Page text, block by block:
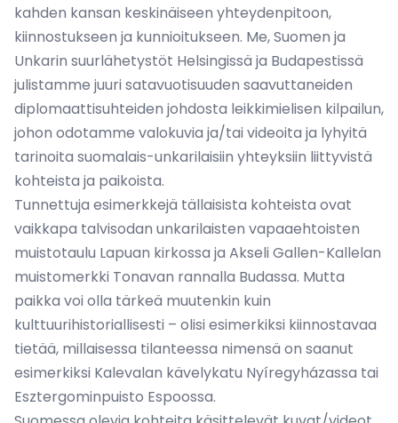
kahden kansan keskinäiseen yhteydenpitoon,
kiinnostukseen ja kunnioitukseen. Me, Suomen ja
Unkarin suurlähetystöt Helsingissä ja Budapestissä
julistamme juuri satavuotisuuden saavuttaneiden
diplomaattisuhteiden johdosta leikkimielisen kilpailun,
johon odotamme valokuvia ja/tai videoita ja lyhyitä
tarinoita suomalais-unkarilaisiin yhteyksiin liittyvistä
kohteista ja paikoista.
Tunnettuja esimerkkejä tällaisista kohteista ovat
vaikkapa talvisodan unkarilaisten vapaaehtoisten
muistotaulu Lapuan kirkossa ja Akseli Gallen-Kallelan
muistomerkki Tonavan rannalla Budassa. Mutta
paikka voi olla tärkeä muutenkin kuin
kulttuurihistoriallisesti – olisi esimerkiksi kiinnostavaa
tietää, millaisessa tilanteessa nimensä on saanut
esimerkiksi Kalevalan kävelykatu Nyíregyházassa tai
Esztergominpuisto Espoossa.